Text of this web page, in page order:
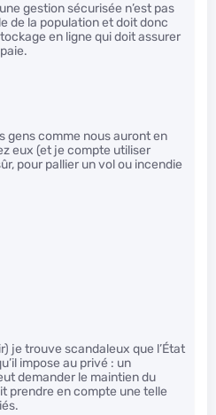
gestion sécurisée n’est pas
de la population et doit donc
en ligne qui doit assurer
gens comme nous auront en
eux (et je compte utiliser
pour pallier un vol ou incendie
je trouve scandaleux que l’État
impose au privé : un
demander le maintien du
prendre en compte une telle